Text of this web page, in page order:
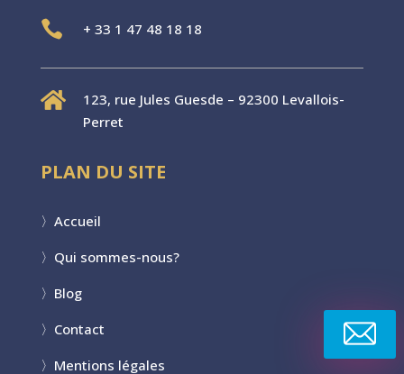
 + 33 1 47 48 18 18

123, rue Jules Guesde – 92300 Levallois-
Perret
PLAN DU SITE
〉 Accueil
〉 Qui sommes-nous?
〉 Blog
〉 Contact
〉 Mentions légales